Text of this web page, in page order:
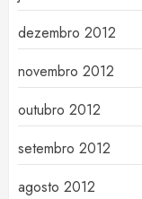
dezembro 2012
novembro 2012
outubro 2012
setembro 2012
agosto 2012